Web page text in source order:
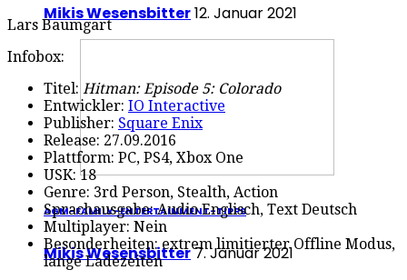
Mikis Wesensbitter12. Januar 2021
AGM-FAMILY-ENTERTAINMENT-TIPPS
Mikis Wesensbitter7. Januar 2021
Lars Baumgart
Infobox:
Titel: Hitman: Episode 5: Colorado
Entwickler: IO Interactive
Publisher: Square Enix
Release: 27.09.2016
Plattform: PC, PS4, Xbox One
USK: 18
Genre: 3rd Person, Stealth, Action
Sprachausgabe: Audio Englisch, Text Deutsch
Multiplayer: Nein
Besonderheiten: extrem limitierter Offline Modus,
lange Ladezeiten